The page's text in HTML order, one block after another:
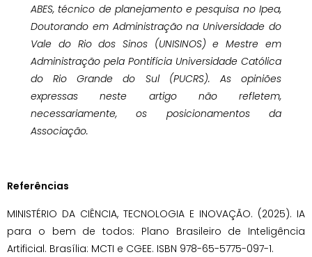
ABES, técnico de planejamento e pesquisa no Ipea,
Doutorando em Administração na Universidade do
Vale do Rio dos Sinos (UNISINOS) e Mestre em
Administração pela Pontifícia Universidade Católica
do Rio Grande do Sul (PUCRS). As opiniões
expressas neste artigo não refletem,
necessariamente, os posicionamentos da
Associação.
Referências
MINISTÉRIO DA CIÊNCIA, TECNOLOGIA E INOVAÇÃO. (2025). IA
para o bem de todos: Plano Brasileiro de Inteligência
Artificial. Brasília: MCTI e CGEE. ISBN 978-65-5775-097-1.